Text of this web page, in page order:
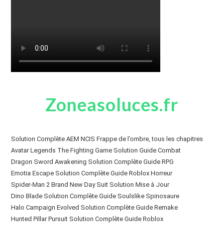
Zoneasoluces.fr
Solution Complète AEM NCIS Frappe de l’ombre, tous les chapitres
Avatar Legends The Fighting Game Solution Guide Combat
Dragon Sword Awakening Solution Complète Guide RPG
Emotia Escape Solution Complète Guide Roblox Horreur
Spider-Man 2 Brand New Day Suit Solution Mise à Jour
Dino Blade Solution Complète Guide Soulslike Spinosaure
Halo Campaign Evolved Solution Complète Guide Remake
Hunted Pillar Pursuit Solution Complète Guide Roblox